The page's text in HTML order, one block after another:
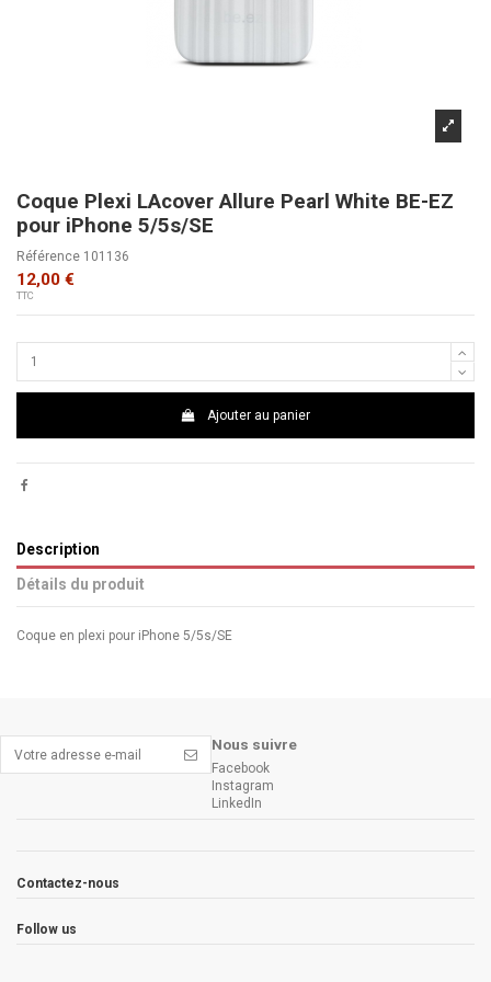
Coque Plexi LAcover Allure Pearl White BE-EZ
pour iPhone 5/5s/SE
Référence 101136
12,00 €
TTC
Ajouter au panier
Description
Détails du produit
Coque en plexi pour iPhone 5/5s/SE
Nous suivre
Facebook
Instagram
LinkedIn
Contactez-nous
Follow us